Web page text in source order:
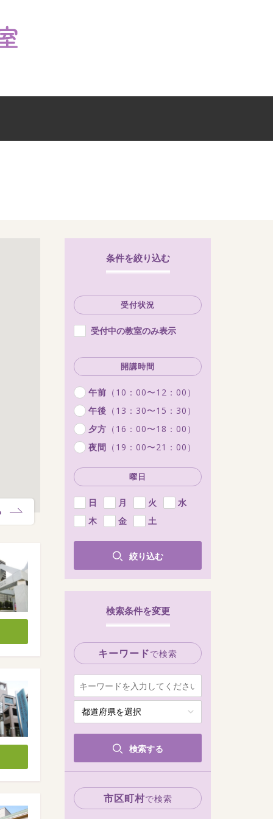
条件を絞り込む
受付状況
受付中の教室のみ表示
開講時間
午前 （10：00〜12：00）
午後 （13：30〜15：30）
夕方 （16：00〜18：00）
夜間 （19：00〜21：00）
曜日
日 月 火
水
木
金 土
絞り込む
検索条件を変更
キーワードで検索
検索する
市区町村で検索